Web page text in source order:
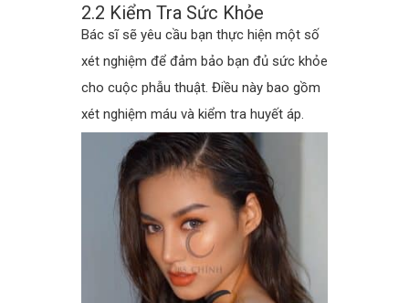
2.2 Kiểm Tra Sức Khỏe
Bác sĩ sẽ yêu cầu bạn thực hiện một số
xét nghiệm để đảm bảo bạn đủ sức khỏe
cho cuộc phẫu thuật. Điều này bao gồm
xét nghiệm máu và kiểm tra huyết áp.